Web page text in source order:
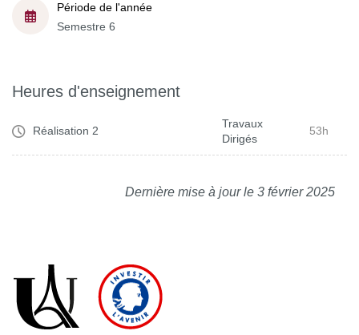
Période de l'année
Semestre 6
Heures d'enseignement
Réalisation 2
Travaux
Dirigés
53h
Dernière mise à jour le 3 février 2025